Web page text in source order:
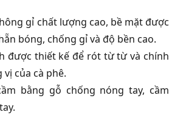
gỉ chất lượng cao, bề mặt được
bóng, chống gỉ và độ bền cao.
được thiết kế để rót từ từ và chính
của cà phê.
bằng gỗ chống nóng tay, cầm